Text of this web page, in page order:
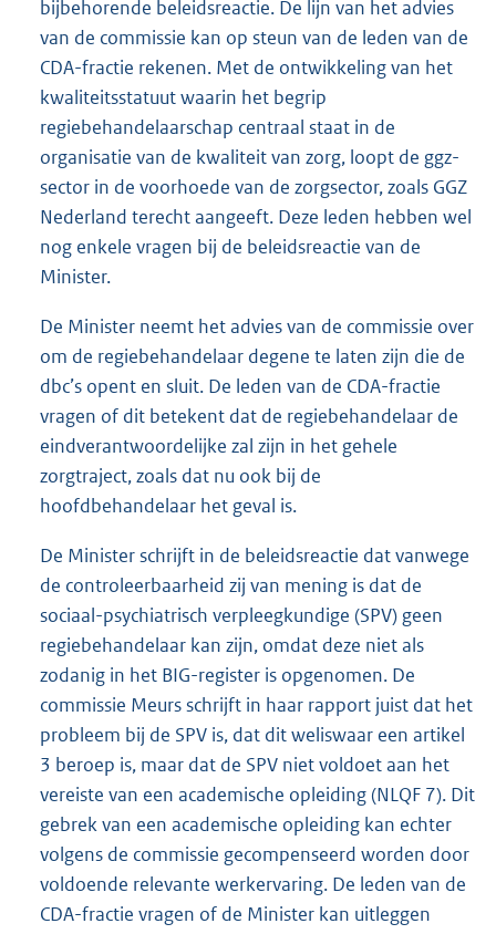
bijbehorende beleidsreactie. De lijn van het advies
van de commissie kan op steun van de leden van de
CDA-fractie rekenen. Met de ontwikkeling van het
kwaliteitsstatuut waarin het begrip
regiebehandelaarschap centraal staat in de
organisatie van de kwaliteit van zorg, loopt de ggz-
sector in de voorhoede van de zorgsector, zoals GGZ
Nederland terecht aangeeft. Deze leden hebben wel
nog enkele vragen bij de beleidsreactie van de
Minister.
De Minister neemt het advies van de commissie over
om de regiebehandelaar degene te laten zijn die de
dbc’s opent en sluit. De leden van de CDA-fractie
vragen of dit betekent dat de regiebehandelaar de
eindverantwoordelijke zal zijn in het gehele
zorgtraject, zoals dat nu ook bij de
hoofdbehandelaar het geval is.
De Minister schrijft in de beleidsreactie dat vanwege
de controleerbaarheid zij van mening is dat de
sociaal-psychiatrisch verpleegkundige (SPV) geen
regiebehandelaar kan zijn, omdat deze niet als
zodanig in het BIG-register is opgenomen. De
commissie Meurs schrijft in haar rapport juist dat het
probleem bij de SPV is, dat dit weliswaar een artikel
3 beroep is, maar dat de SPV niet voldoet aan het
vereiste van een academische opleiding (NLQF 7). Dit
gebrek van een academische opleiding kan echter
volgens de commissie gecompenseerd worden door
voldoende relevante werkervaring. De leden van de
CDA-fractie vragen of de Minister kan uitleggen